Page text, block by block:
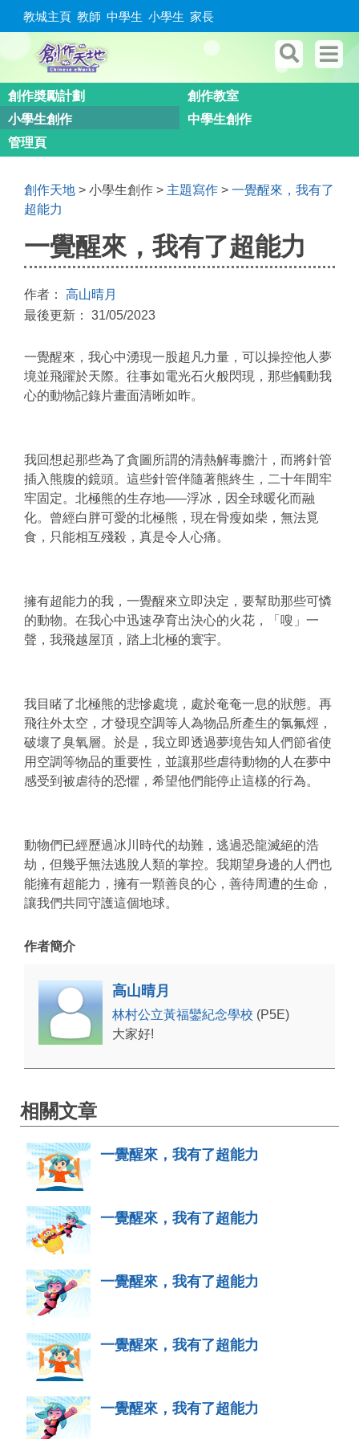
教城主頁 教師 中學生 小學生 家長
創作奬勵計劃
創作教室
小學生創作
中學生創作
管理頁
創作天地 > 小學生創作 > 主題寫作 > 一覺醒來，我有了
超能力
一覺醒來，我有了超能力
作者： 高山晴月
最後更新： 31/05/2023
一覺醒來，我心中湧現一股超凡力量，可以操控他人夢
境並飛躍於天際。往事如電光石火般閃現，那些觸動我
心的動物記錄片畫面清晰如昨。
我回想起那些為了貪圖所謂的清熱解毒膽汁，而將針管
插入熊腹的鏡頭。這些針管伴隨著熊終生，二十年間牢
牢固定。北極熊的生存地─—浮冰，因全球暖化而融
化。曾經白胖可愛的北極熊，現在骨瘦如柴，無法覓
食，只能相互殘殺，真是令人心痛。
擁有超能力的我，一覺醒來立即決定，要幫助那些可憐
的動物。在我心中迅速孕育出決心的火花，「嗖」一
聲，我飛越屋頂，踏上北極的寰宇。
我目睹了北極熊的悲慘處境，處於奄奄一息的狀態。再
飛往外太空，才發現空調等人為物品所產生的氯氟烴，
破壞了臭氧層。於是，我立即透過夢境告知人們節省使
用空調等物品的重要性，並讓那些虐待動物的人在夢中
感受到被虐待的恐懼，希望他們能停止這樣的行為。
動物們已經歷過冰川時代的劫難，逃過恐龍滅絕的浩
劫，但幾乎無法逃脫人類的掌控。我期望身邊的人們也
能擁有超能力，擁有一顆善良的心，善待周遭的生命，
讓我們共同守護這個地球。
作者簡介
高山晴月
林村公立黃福鑾紀念學校 (P5E)
大家好!
相關文章
一覺醒來，我有了超能力
一覺醒來，我有了超能力
一覺醒來，我有了超能力
一覺醒來，我有了超能力
一覺醒來，我有了超能力